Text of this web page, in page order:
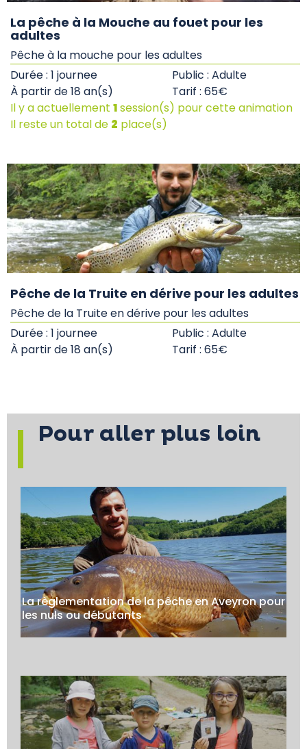
La pêche à la Mouche au fouet pour les
adultes
Pêche à la mouche pour les adultes
Durée : 1 journee
Public : Adulte
À partir de 18 an(s)
Tarif : 65€
Il y a actuellement 1session(s) pour cette animation
Il reste un total de 2 place(s)
Pêche de la Truite en dérive pour les adultes
Pêche de la Truite en dérive pour les adultes
Durée : 1 journee
Public : Adulte
À partir de 18 an(s)
Tarif : 65€
Pour aller plus loin
La règlementation de la pêche en Aveyron pour
les nuls ou débutants